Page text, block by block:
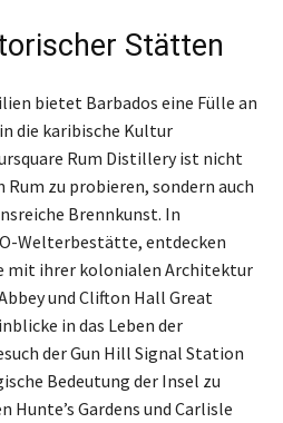
Stätten
bietet Barbados eine Fülle an
die karibische Kultur
Rum Distillery ist nicht
zu probieren, sondern auch
Brennkunst. In
Welterbestätte, entdecken
mit ihrer kolonialen Architektur
und Clifton Hall Great
in das Leben der
der Gun Hill Signal Station
Bedeutung der Insel zu
Hunte’s Gardens und Carlisle